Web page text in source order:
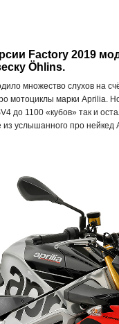
Factory 2019
Öhlins.
множество слухов на
мотоциклы марки Aprilia.
до 1100 «кубов» так и
услышанного про нейкед